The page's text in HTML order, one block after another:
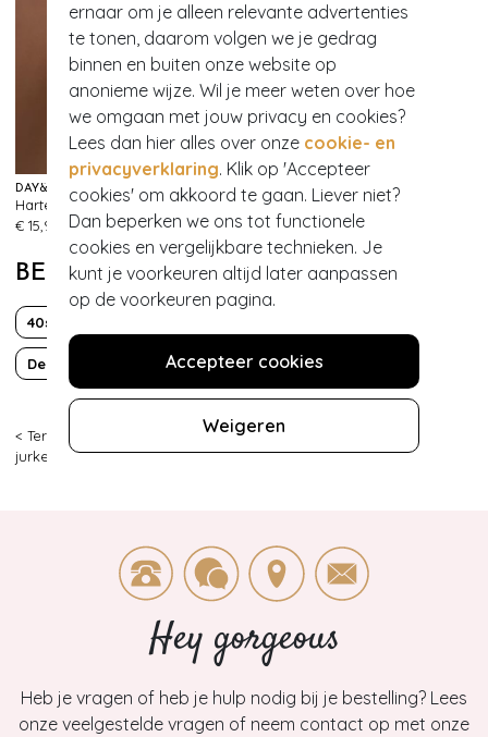
ernaar om je alleen relevante advertenties
te tonen, daarom volgen we je gedrag
binnen en buiten onze website op
anonieme wijze. Wil je meer weten over hoe
we omgaan met jouw privacy en cookies?
Lees dan hier alles over onze cookie- en
privacyverklaring. Klik op 'Accepteer
cookies' om akkoord te gaan. Liever niet?
Dan beperken we ons tot functionele
cookies en vergelijkbare technieken. Je
kunt je voorkeuren altijd later aanpassen
op de voorkeuren pagina.
Accepteer cookies
Weigeren
DAY&EVE BY GO DUTCH LABEL
Hartenoorbellen in goud
€ 15,95
509
MAGIC BODYFASHION
Dream hi bermuda in cappuccino
€ 54,95
BEKIJK MEER VAN
40s
Denim Korte mouw Midi
< Terug Kleding >Jurken
jurken
>Glamorous >1
Hey gorgeous
Heb je vragen of heb je hulp nodig bij je bestelling? Lees
onze veelgestelde vragen of neem contact op met onze